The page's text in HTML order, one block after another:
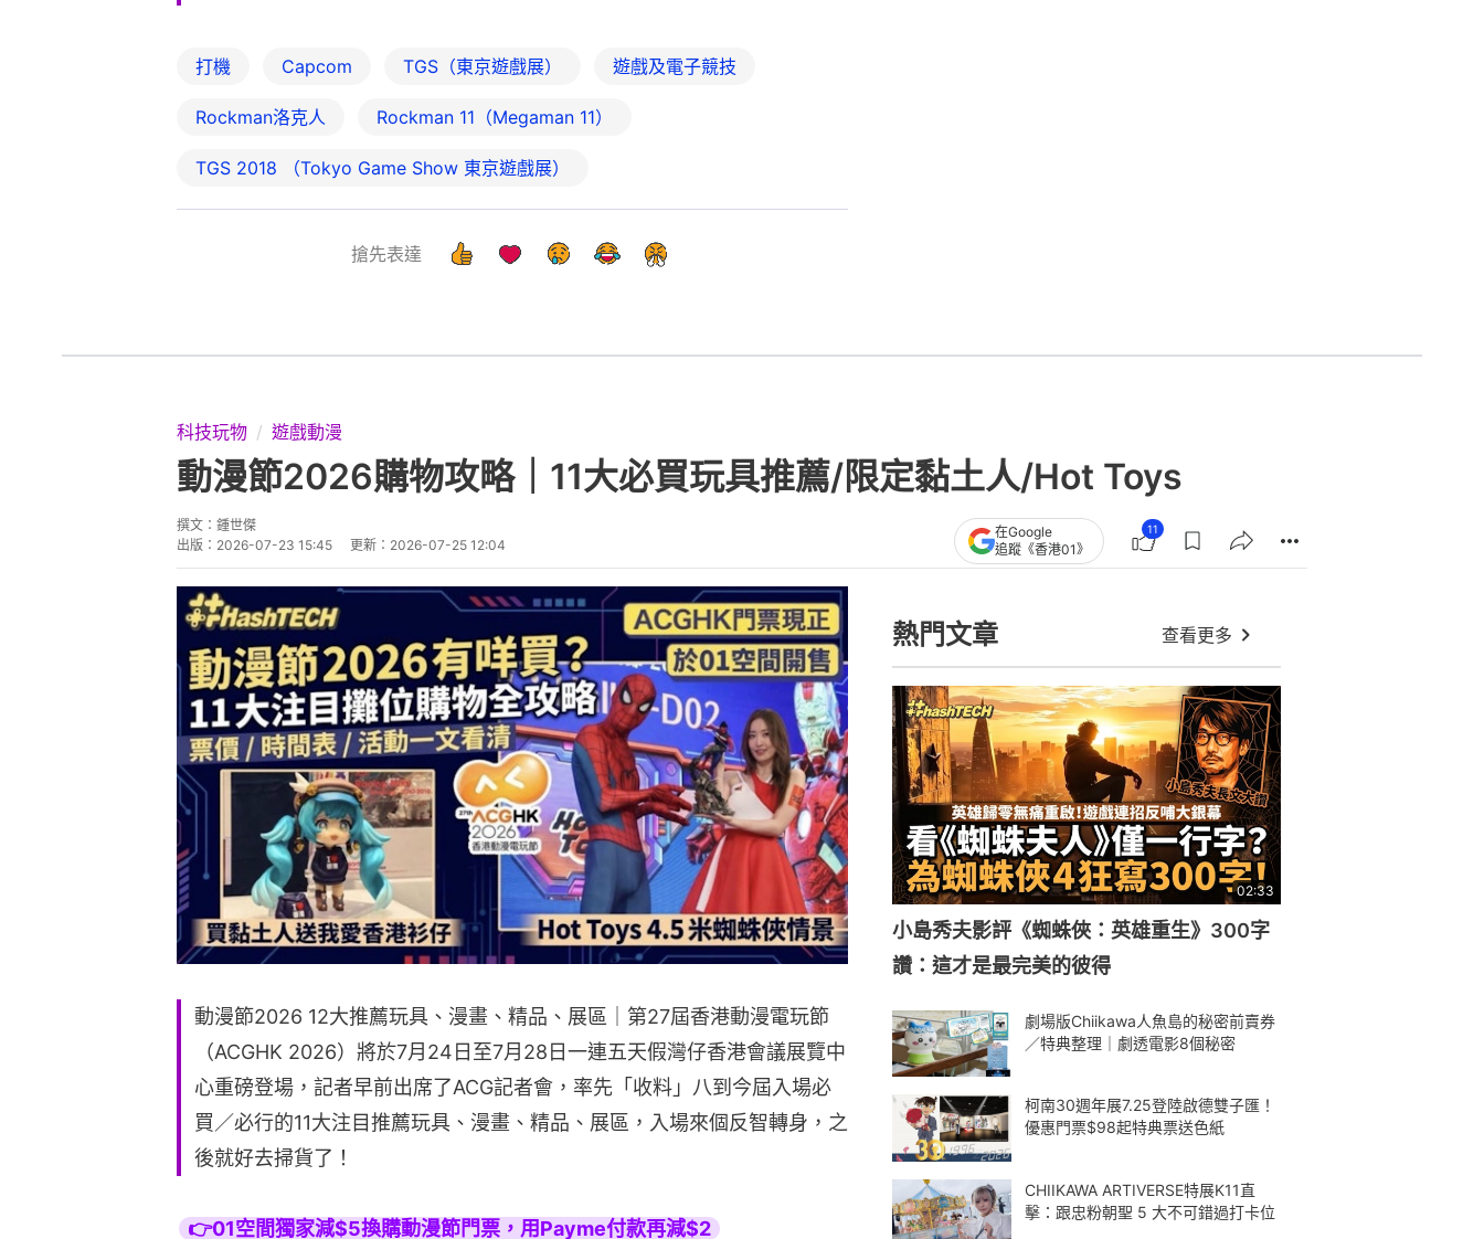
打機 Capcom TGS（東京遊戲展） 遊戲及電子競技
Rockman洛克人 Rockman 11（Megaman 11）
TGS 2018 （Tokyo Game Show 東京遊戲展）
搶先表達
科技玩物 遊戲動漫
動漫節2026購物攻略｜11大必買玩具推薦/限定黏土人/Hot Toys
撰文： 鍾世傑
出版： 2026-07-23 15:45 更新： 2026-07-25 12:04
在Google
追蹤《香港01》
11
動漫節2026 12大推薦玩具、漫畫、精品、展區｜第27屆香港動漫電玩節
（ACGHK 2026）將於7月24日至7月28日一連五天假灣仔香港會議展覽中
心重磅登場，記者早前出席了ACG記者會，率先「收料」八到今屆入場必
買／必行的11大注目推薦玩具、漫畫、精品、展區，入場來個反智轉身，之
後就好去掃貨了！
👉01空間獨家減$5換購動漫節門票，用Payme付款再減$2
熱門文章 查看更多
02:33
小島秀夫影評《蜘蛛俠：英雄重生》300字
讚：這才是最完美的彼得
劇場版Chiikawa人魚島的秘密前賣券
／特典整理｜劇透電影8個秘密
柯南30週年展7.25登陸啟德雙子匯！
優惠門票$98起特典票送色紙
CHIIKAWA ARTIVERSE特展K11直
擊：跟忠粉朝聖 5 大不可錯過打卡位